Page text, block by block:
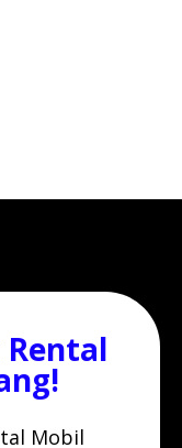
Rental
Mobil